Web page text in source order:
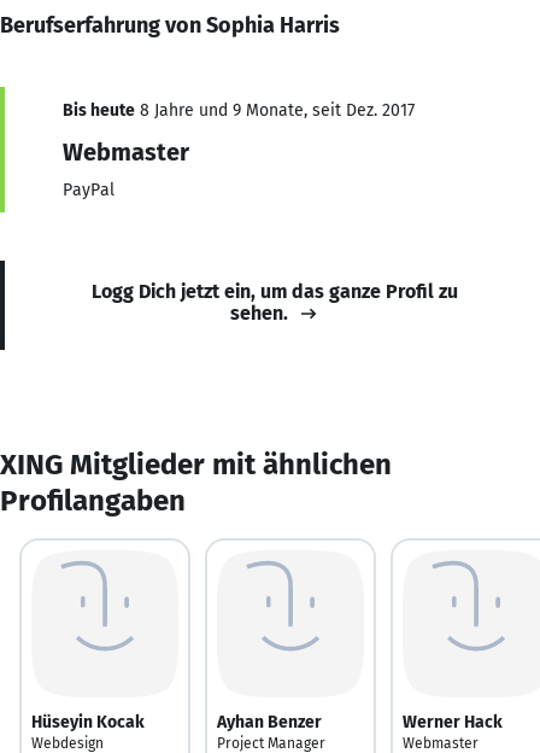
Berufserfahrung von Sophia Harris
Bis heute 8 Jahre und 9 Monate, seit Dez. 2017
Webmaster
PayPal
Logg Dich jetzt ein, um das ganze Profil zu
sehen.
XING Mitglieder mit ähnlichen
Profilangaben
Hüseyin Kocak
Webdesign
Ayhan Benzer
Project Manager
Werner Hack
Webmaster